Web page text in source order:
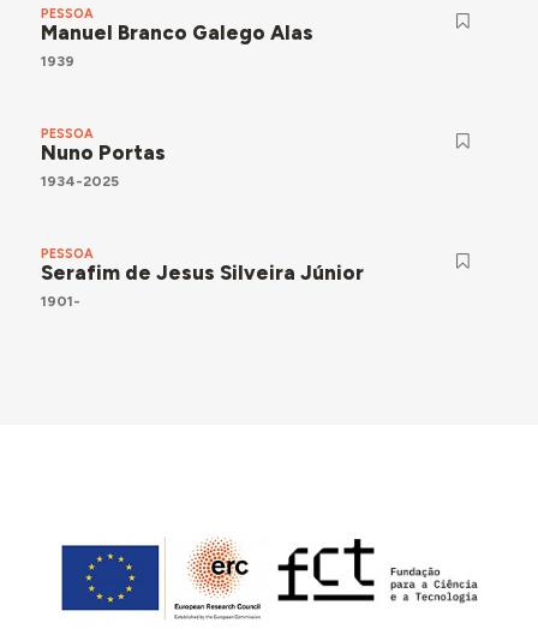
PESSOA
Manuel Branco Galego Alas
1939
PESSOA
Nuno Portas
1934-2025
PESSOA
Serafim de Jesus Silveira Júnior
1901-